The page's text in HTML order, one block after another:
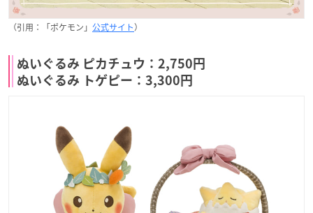
（引用：「ポケモン」 公式サイト）
ぬいぐるみ ピカチュウ：2,750円
ぬいぐるみ トゲピー：3,300円